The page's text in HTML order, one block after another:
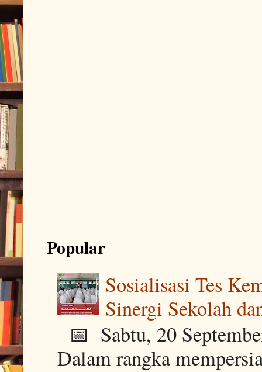
Popular
Sosialisasi Tes
Sinergi Sekolah
📅 Sabtu, 20
Dalam rangka